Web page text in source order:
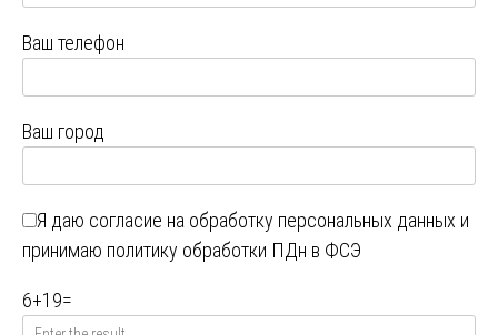
Ваш телефон
Ваш город
Я даю согласие на обработку персональных данных и
принимаю политику обработки ПДн в ФСЭ
6+19=